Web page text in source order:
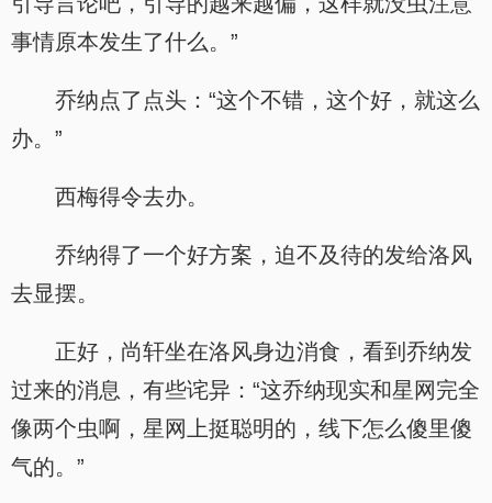
事情原本发生了什么。”
乔纳点了点头：“这个不错，这个好，就这么
办。”
西梅得令去办。
乔纳得了一个好方案，迫不及待的发给洛风
去显摆。
正好，尚轩坐在洛风身边消食，看到乔纳发
过来的消息，有些诧异：“这乔纳现实和星网完全
像两个虫啊，星网上挺聪明的，线下怎么傻里傻
气的。”